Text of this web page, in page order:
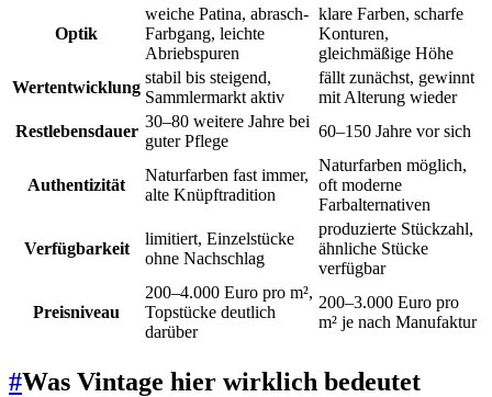
Optik
weiche Patina, abrasch-
Farbgang, leichte
Abriebspuren
klare Farben, scharfe
Konturen,
gleichmäßige Höhe
Wertentwicklung
stabil bis steigend,
Sammlermarkt aktiv
fällt zunächst, gewinnt
mit Alterung wieder
Restlebensdauer
30–80 weitere Jahre bei
guter Pflege
60–150 Jahre vor sich
Authentizität
Naturfarben fast immer,
alte Knüpftradition
Naturfarben möglich,
oft moderne
Farbalternativen
Verfügbarkeit
limitiert, Einzelstücke
ohne Nachschlag
produzierte Stückzahl,
ähnliche Stücke
verfügbar
Preisniveau
200–4.000 Euro pro m²,
Topstücke deutlich
darüber
200–3.000 Euro pro
m² je nach Manufaktur
#Was Vintage hier wirklich bedeutet